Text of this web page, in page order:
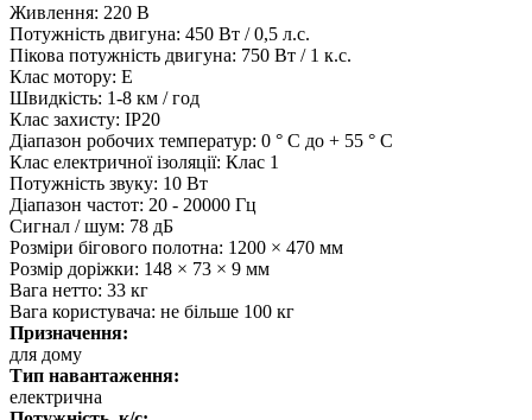
Живлення: 220 В
Потужність двигуна: 450 Вт / 0,5 л.с.
Пікова потужність двигуна: 750 Вт / 1 к.с.
Клас мотору: Е
Швидкість: 1-8 км / год
Клас захисту: IP20
Діапазон робочих температур: 0 ° C до + 55 ° C
Клас електричної ізоляції: Клас 1
Потужність звуку: 10 Вт
Діапазон частот: 20 - 20000 Гц
Сигнал / шум: 78 дБ
Розміри бігового полотна: 1200 × 470 мм
Розмір доріжки: 148 × 73 × 9 мм
Вага нетто: 33 кг
Вага користувача: не більше 100 кг
Призначення:
для дому
Тип навантаження:
електрична